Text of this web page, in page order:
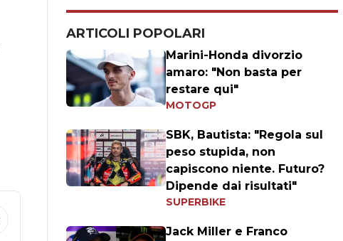
ARTICOLI POPOLARI
Marini-Honda divorzio
amaro: "Non basta per
restare qui"
MOTOGP
SBK, Bautista: "Regola sul
peso stupida, non
capiscono niente. Futuro?
Dipende dai risultati"
SUPERBIKE
Jack Miller e Franco